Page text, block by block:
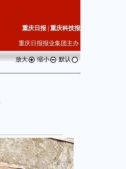
重庆日报 重庆科技报
重庆日报报业集团主办
放大 缩小 默认